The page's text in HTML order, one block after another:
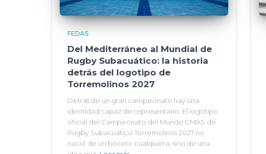
FEDAS
Del Mediterráneo al Mundial de
Rugby Subacuático: la historia
detrás del logotipo de
Torremolinos 2027
Detrás de un gran campeonato hay una
identidad capaz de representarlo. El logotipo
oficial del Campeonato del Mundo CMAS de
Rugby Subacuático Torremolinos 2027 no
nació de un boceto cualquiera, sino de una